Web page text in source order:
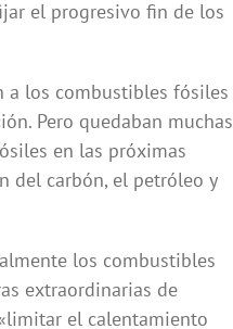
el progresivo fin de los
a los combustibles fósiles
Pero quedaban muchas
en las próximas
del carbón, el petróleo y
los combustibles
extraordinarias de
el calentamiento